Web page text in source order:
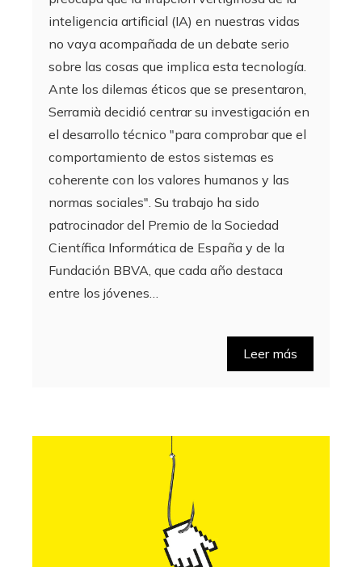
inteligencia artificial (IA) en nuestras vidas
no vaya acompañada de un debate serio
sobre las cosas que implica esta tecnología.
Ante los dilemas éticos que se presentaron,
Serramià decidió centrar su investigación en
el desarrollo técnico "para comprobar que el
comportamiento de estos sistemas es
coherente con los valores humanos y las
normas sociales". Su trabajo ha sido
patrocinador del Premio de la Sociedad
Científica Informática de España y de la
Fundación BBVA, que cada año destaca
entre los jóvenes…
Leer más